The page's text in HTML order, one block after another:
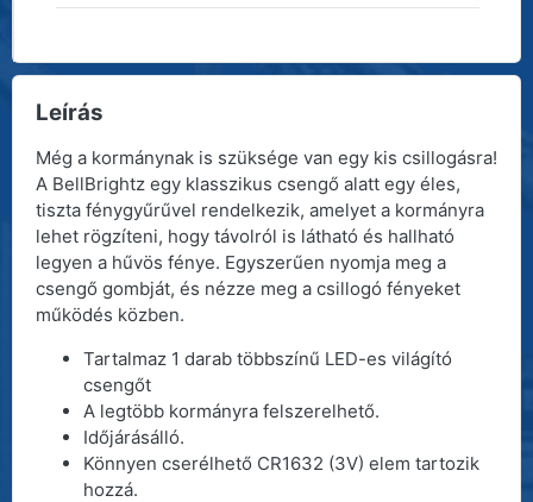
Leírás
Még a kormánynak is szüksége van egy kis csillogásra!
A BellBrightz egy klasszikus csengő alatt egy éles,
tiszta fénygyűrűvel rendelkezik, amelyet a kormányra
lehet rögzíteni, hogy távolról is látható és hallható
legyen a hűvös fénye. Egyszerűen nyomja meg a
csengő gombját, és nézze meg a csillogó fényeket
működés közben.
Tartalmaz 1 darab többszínű LED-es világító
csengőt
A legtöbb kormányra felszerelhető.
Időjárásálló.
Könnyen cserélhető CR1632 (3V) elem tartozik
hozzá.